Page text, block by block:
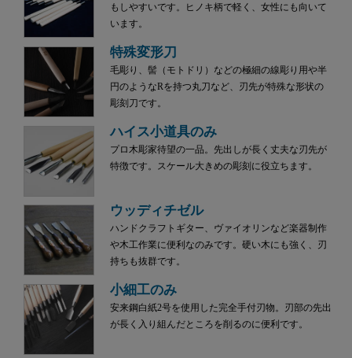
もしやすいです。ヒノキ柄で軽く、女性にも向いて
います。
特殊変形刀
毛彫り、髻（モトドリ）などの極細の線彫り用や半
円のようなRを持つ丸刀など、刃先が特殊な形状の
彫刻刀です。
ハイス小道具のみ
プロ木彫家待望の一品。先出しが長く丈夫な刃先が
特徴です。スケール大きめの彫刻に役立ちます。
ウッディチゼル
ハンドクラフトギター、ヴァイオリンなど楽器制作
や木工作業に便利なのみです。硬い木にも強く、刃
持ちも抜群です。
小細工のみ
安来鋼白紙2号を使用した完全手付刃物。刃部の先出
が長く入り組んだところを削るのに便利です。